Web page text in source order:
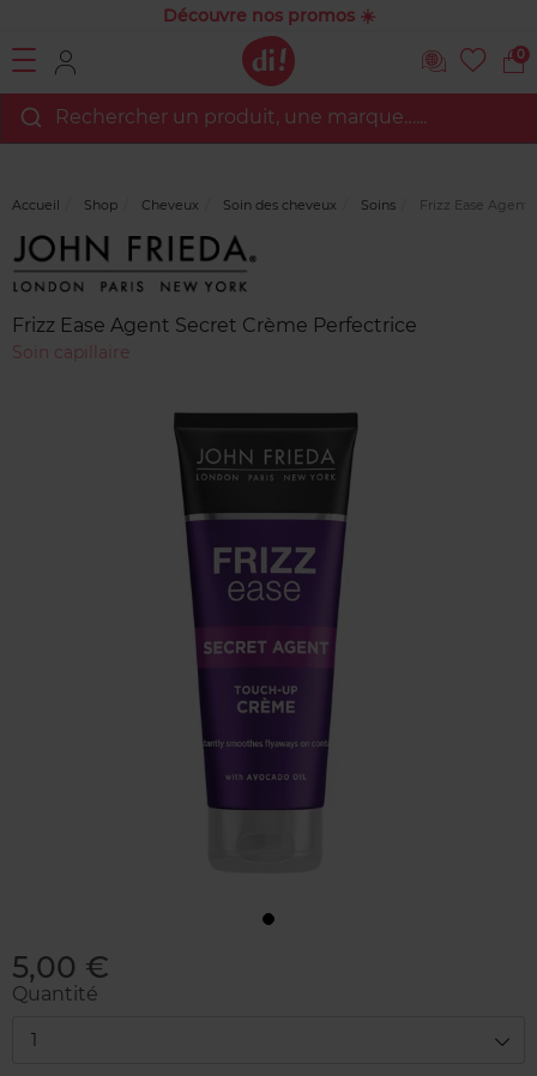
Découvre nos promos ☀️
0
Rechercher un produit, une marque…...
Accueil Shop Cheveux Soin des cheveux Soins Frizz Ease Agent
Marque
Frizz Ease Agent Secret Crème Perfectrice
Soin capillaire
5,00 €
Quantité
1